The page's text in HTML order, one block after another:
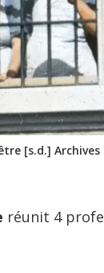
[s.d.] Archives
réunit 4